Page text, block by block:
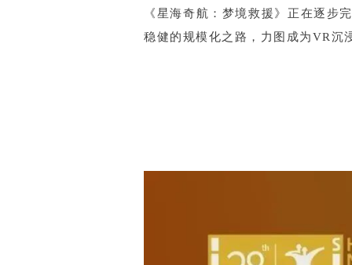
《星海奇航：梦境救援》正在逐步
稳健的规模化之路，力图成为VR沉